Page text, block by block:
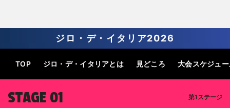
ジロ・デ・イタリア2026
TOP ジロ・デ・ イタリアとは 見どころ 大会スケジュ
STAGE 01 第1ステージ